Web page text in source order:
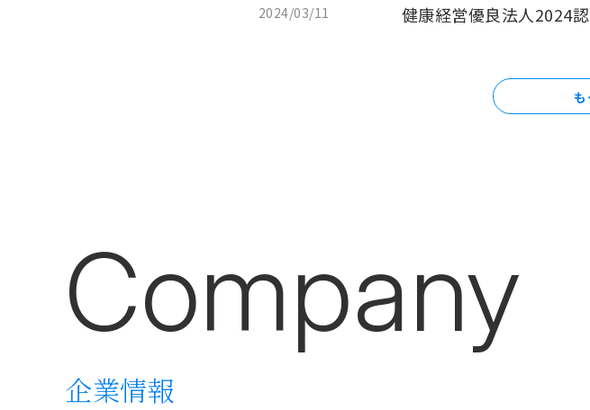
2024/03/11 健康経営優良法人2024
も
Company
企業情報